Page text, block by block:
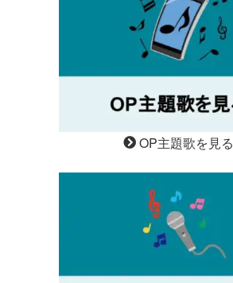
OP主題歌を見る